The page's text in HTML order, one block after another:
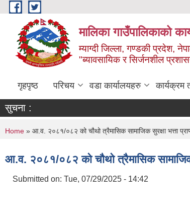
Skip to main content
मालिका गाउँपालिकाको
म्याग्दी जिल्ला, गण्डकी प्रदेश,
"ब्यावसायिक र सिर्जनशील
गृहपृष्ठ परिचय वडा कार्यालयहरु कार्यक्रम
सुचना :
You are here
Home » आ.व. २०८१/०८२ को चौथो त्रैमासिक सामाजिक सुरक्षा भत्ता
आ.व. २०८१/०८२ को चौथो त्रैमासिक सामाजिक
Submitted on: Tue, 07/29/2025 - 14:42